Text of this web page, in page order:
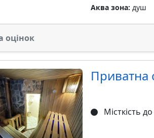
Аква зона: душ
оцінок
Приватна
Місткість до